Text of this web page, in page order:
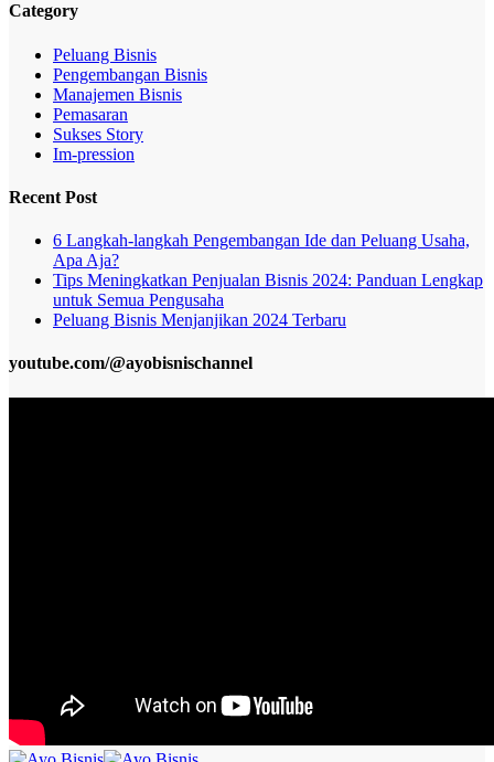
Category
Peluang Bisnis
Pengembangan Bisnis
Manajemen Bisnis
Pemasaran
Sukses Story
Im-pression
Recent Post
6 Langkah-langkah Pengembangan Ide dan Peluang Usaha,
Apa Aja?
Tips Meningkatkan Penjualan Bisnis 2024: Panduan Lengkap
untuk Semua Pengusaha
Peluang Bisnis Menjanjikan 2024 Terbaru
youtube.com/@ayobisnischannel